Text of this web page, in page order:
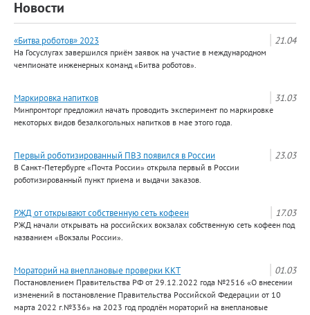
Новости
21.04
«Битва роботов» 2023
На Госуслугах завершился приём заявок на участие в международном
чемпионате инженерных команд «Битва роботов».
31.03
Маркировка напитков
Минпромторг предложил начать проводить эксперимент по маркировке
некоторых видов безалкогольных напитков в мае этого года.
23.03
Первый роботизированный ПВЗ появился в России
В Санкт-Петербурге «Почта России» открыла первый в России
роботизированный пункт приема и выдачи заказов.
17.03
РЖД от открывают собственную сеть кофеен
РЖД начали открывать на российских вокзалах собственную сеть кофеен под
названием «Вокзалы России».
01.03
Мораторий на внеплановые проверки ККТ
Постановлением Правительства РФ от 29.12.2022 года №2516 «О внесении
изменений в постановление Правительства Российской Федерации от 10
марта 2022 г.№336» на 2023 год продлён мораторий на внеплановые